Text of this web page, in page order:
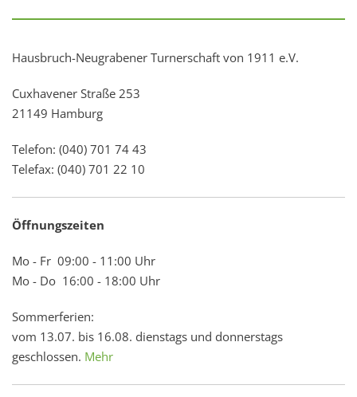
Hausbruch-Neugrabener Turnerschaft von 1911 e.V.
Cuxhavener Straße 253
21149 Hamburg
Telefon: (040) 701 74 43
Telefax: (040) 701 22 10
Öffnungszeiten
Mo - Fr 09:00 - 11:00 Uhr
Mo - Do 16:00 - 18:00 Uhr
Sommerferien:
vom 13.07. bis 16.08. dienstags und donnerstags
geschlossen. Mehr